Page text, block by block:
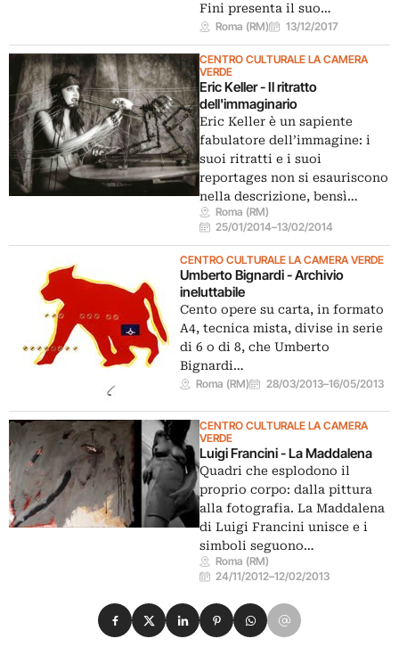
Fini presenta il suo…
Roma (RM) 13/12/2017
CENTRO CULTURALE LA CAMERA
VERDE
Eric Keller - Il ritratto
dell'immaginario
Eric Keller è un sapiente
fabulatore dell’immagine: i
suoi ritratti e i suoi
reportages non si esauriscono
nella descrizione, bensì…
Roma (RM)
25/01/2014–13/02/2014
CENTRO CULTURALE LA CAMERA VERDE
Umberto Bignardi - Archivio
ineluttabile
Cento opere su carta, in formato
A4, tecnica mista, divise in serie
di 6 o di 8, che Umberto
Bignardi…
Roma (RM) 28/03/2013–16/05/2013
CENTRO CULTURALE LA CAMERA
VERDE
Luigi Francini - La Maddalena
Quadri che esplodono il
proprio corpo: dalla pittura
alla fotografia. La Maddalena
di Luigi Francini unisce e i
simboli seguono…
Roma (RM)
24/11/2012–12/02/2013
Condividi su Facebook
Condividi su X
Condividi su LinkedIn
Condividi su Pinterest
Condividi su WhatsApp
Condividi su Email